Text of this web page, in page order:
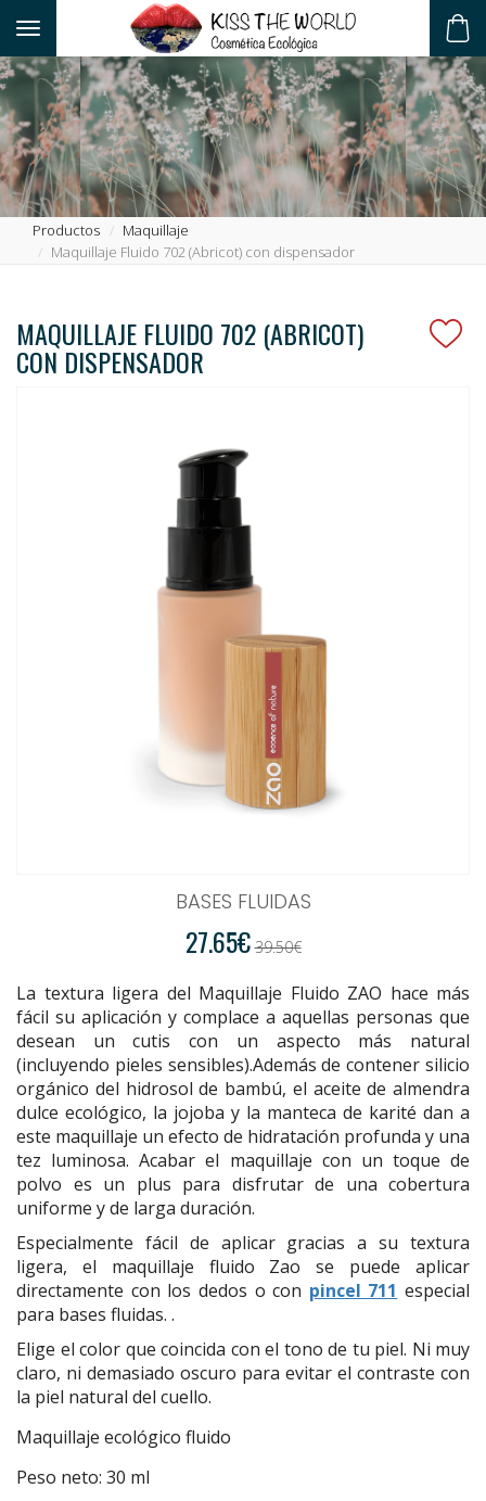
Toggle navigation
Productos
Maquillaje
Maquillaje Fluido 702 (Abricot) con dispensador
MAQUILLAJE FLUIDO 702 (ABRICOT)
CON DISPENSADOR
BASES FLUIDAS
27.65€ 39.50€
La textura ligera del Maquillaje Fluido ZAO hace más
fácil su aplicación y complace a aquellas personas que
desean un cutis con un aspecto más natural
(incluyendo pieles sensibles).Además de contener silicio
orgánico del hidrosol de bambú, el aceite de almendra
dulce ecológico, la jojoba y la manteca de karité dan a
este maquillaje un efecto de hidratación profunda y una
tez luminosa. Acabar el maquillaje con un toque de
polvo es un plus para disfrutar de una cobertura
uniforme y de larga duración.
Especialmente fácil de aplicar gracias a su textura
ligera, el maquillaje fluido Zao se puede aplicar
directamente con los dedos o con pincel 711 especial
para bases fluidas. .
Elige el color que coincida con el tono de tu piel. Ni muy
claro, ni demasiado oscuro para evitar el contraste con
la piel natural del cuello.
Maquillaje ecológico fluido
Peso neto: 30 ml